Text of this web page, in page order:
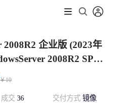
2008R2 企业版 (2023年
2008R2 SP1
￥10
成交 36 交付方式镜像